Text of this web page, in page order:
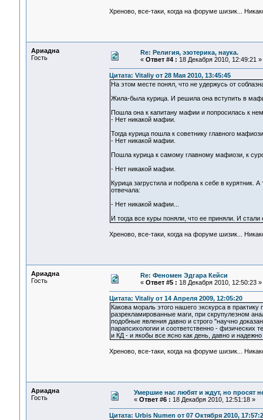
Хреново, все-таки, когда на форуме шизик...
Ариадна
Гость
Re: Религия, эзотерика, наука.
« Ответ #4 : 18 Декабря 2010, 12:49:21 »
Цитата: Vitaliy от 28 Мая 2010, 13:45:45
На этом месте понял, что не удержусь от
Жила-была курица. И решила она вступить в
Пошла она к капитану мафии и попросилась к
- Нет никакой мафии.
Тогда курица пошла к советнику главного
- Нет никакой мафии.
Пошла курица к самому главному мафиози, к
- Нет никакой мафии.
Курица загрустила и побрела к себе в
отвечала:
- Нет никакой мафии...
И тогда все куры поняли, что ее приняли. И стали
Хреново, все-таки, когда на форуме шизик...
Ариадна
Гость
Re: Феномен Эдгара Кейси
« Ответ #5 : 18 Декабря 2010, 12:50:23 »
Цитата: Vitaliy от 14 Апреля 2009, 12:05:20
Какова мораль этого нашего экскурса в
разрекламированные маги, при скрупулезном
подобные явления давно и строго "научно
парапсихологии и соответственно - физических
и КД - и якобы все ясно как день, давно и
Хреново, все-таки, когда на форуме шизик...
Ариадна
Гость
Умершие нас любят и ждут, но просят
« Ответ #6 : 18 Декабря 2010, 12:51:18 »
Цитата: Urbis Numen от 07 Октября 2010,